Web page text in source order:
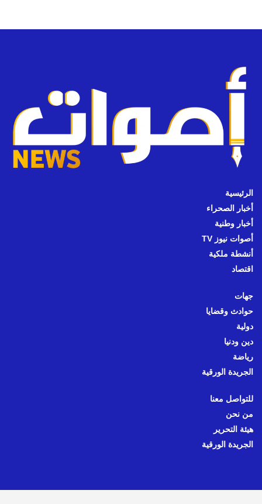
الرئيسية
أخبار الصحراء
أخبار وطنية
أصوات نيوز TV
أنشطة ملكية
اقتصاد
جهات
حوادث وقضايا
دولية
دين ودنيا
رياضة
الجريدة الورقية
للتواصل معنا
من نحن
هيئة التحرير
الجريدة الورقية